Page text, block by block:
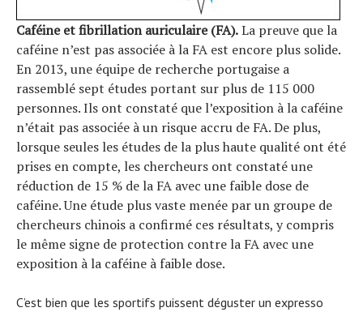
Caféine et fibrillation auriculaire (FA).La preuve que la
caféine n’est pas associée à la FA est encore plus solide.
En 2013, une équipe de recherche portugaise a
rassemblé sept études portant sur plus de 115 000
personnes. Ils ont constaté que l’exposition à la caféine
n’était pas associée à un risque accru de FA. De plus,
lorsque seules les études de la plus haute qualité ont été
prises en compte, les chercheurs ont constaté une
réduction de 15 % de la FA avec une faible dose de
caféine. Une étude plus vaste menée par un groupe de
chercheurs chinois a confirmé ces résultats, y compris
le même signe de protection contre la FA avec une
exposition à la caféine à faible dose.
C’est bien que les sportifs puissent déguster un expresso